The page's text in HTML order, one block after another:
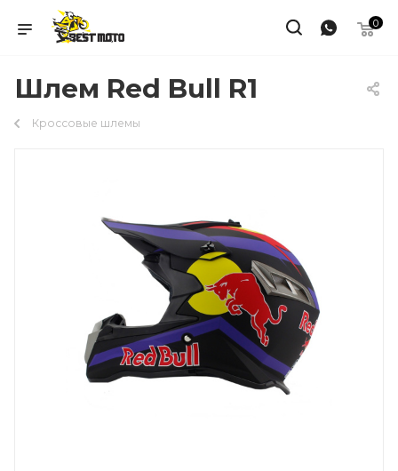
0
Шлем Red Bull R1
Кроссовые шлемы